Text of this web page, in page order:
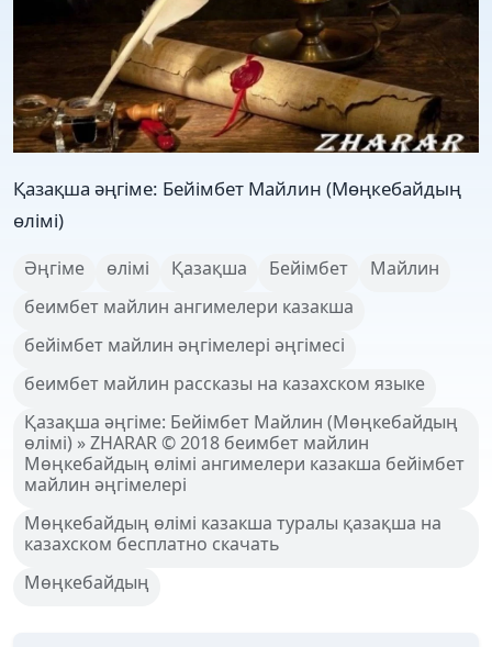
Қазақша әңгіме: Бейімбет Майлин (Мөңкебайдың
өлімі)
Әңгіме өлімі Қазақша Бейімбет
Майлин
беимбет майлин ангимелери казакша
бейімбет майлин әңгімелері әңгімесі
беимбет майлин рассказы на казахском языке
Қазақша әңгіме: Бейімбет Майлин (Мөңкебайдың
өлімі) » ZHARAR © 2018 беимбет майлин
Мөңкебайдың өлімі ангимелери казакша бейімбет
майлин әңгімелері
Мөңкебайдың өлімі казакша туралы қазақша на
казахском бесплатно скачать
Мөңкебайдың